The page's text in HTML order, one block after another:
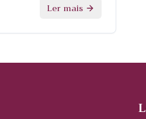
Ler mais